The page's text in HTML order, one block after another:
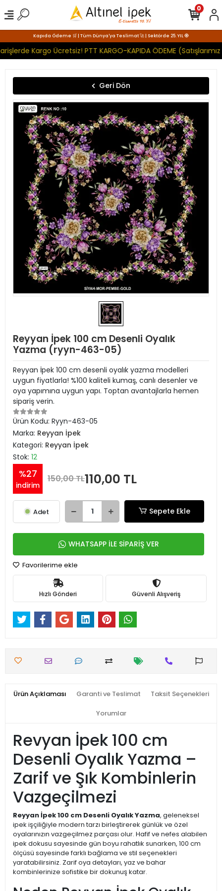
Kapıda Ödeme 🛒 | Tüm Dünya'ya Teslimat 🚀 | Sektörde 25. YIL 🧿
Kargo Ücretsiz! PTT KARGO-KAPIDA ÖDEME
0
Geri Dön
Reyyan İpek 100 cm Desenli Oyalık
Yazma (ryyn-463-05)
Reyyan İpek 100 cm desenli oyalık yazma modelleri
uygun fiyatlarla! %100 kaliteli kumaş, canlı desenler ve
oya yapımına uygun yapı. Toptan avantajlarla hemen
sipariş verin.
Ürün Kodu: Ryyn-463-05
Marka: Reyyan İpek
Kategori: Reyyan İpek
Stok: 12
%27
indirim
150,00 TL110,00 TL
Adet Sepete Ekle
WHATSAPP İLE SİPARİŞ VER
Favorilerime ekle
Hızlı Gönderi Güvenli Alışveriş
Ürün Açıklaması Garanti ve Teslimat Taksit Seçenekleri
Yorumlar
Revyan İpek 100 cm
Desenli Oyalık Yazma –
Zarif ve Şık Kombinlerin
Vazgeçilmezi
Reyyan İpek 100 cm Desenli Oyalık Yazma, geleneksel
ipek işçiliğiyle modern tarzı birleştirerek günlük ve özel
oyalarınızın vazgeçilmez parçası olur. Hafif ve nefes alabilen
ipek dokusu sayesinde gün boyu rahatlık sunarken, 100 cm
ölçüsü sayesinde farklı bağlama ve stil seçenekleri
yaratabilirsiniz. Zarif oya detayları, yaz ve bahar
kombinlerinize sofistike bir dokunuş katar.